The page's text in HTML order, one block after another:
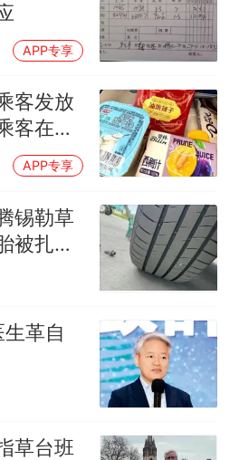
APP专享
客发放
客在飞
！乘
只有2个
并非每
梅汁
APP专享
锡勒草
被扎，
高达千
生革自
草台班